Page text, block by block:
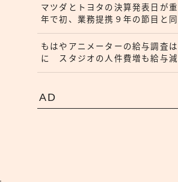
マツダとトヨタの決算発表日が
年で初、業務提携９年の節目と同
もはやアニメーターの給与調査
に スタジオの人件費増も給与減
AD